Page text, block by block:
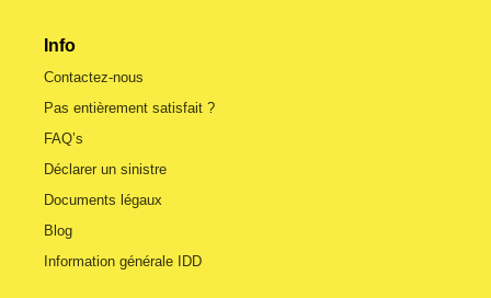
Info
Contactez-nous
Pas entièrement satisfait ?
FAQ’s
Déclarer un sinistre
Documents légaux
Blog
Information générale IDD